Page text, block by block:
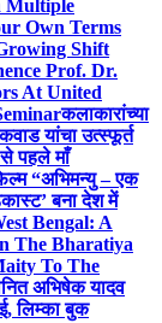
Multiple
Own Terms
Shift
Prof. Dr.
At United
कलाकारांच्या
यांचा उत्स्फूर्त
पहले माँ
“अभिमन्यु – एक
बना देश में
Bengal: A
The Bharatiya
To The
अभिषेक यादव
लिम्का बुक